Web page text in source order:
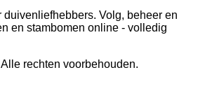
duivenliefhebbers. Volg, beheer en
en stambomen online - volledig
Alle rechten voorbehouden.